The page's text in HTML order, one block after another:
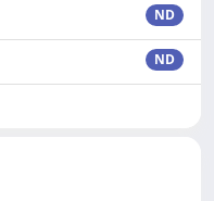
ND
ND